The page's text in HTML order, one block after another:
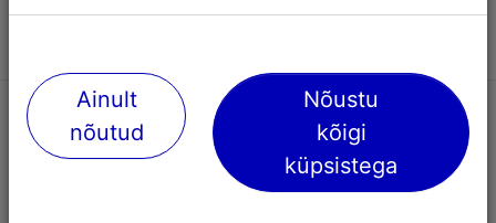
Võta meiega ühendust
TripAdvisori® hinnangud ja arvustused
Ainult
nõutud
Nõustu
kõigi
küpsistega